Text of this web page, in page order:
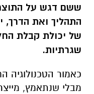
ששם דגש על
התהליך ואת הדרך,
של יכולת קבלת
שגרתיות.
כאמור הטכנולוגיה
מבלי שנתאמץ,